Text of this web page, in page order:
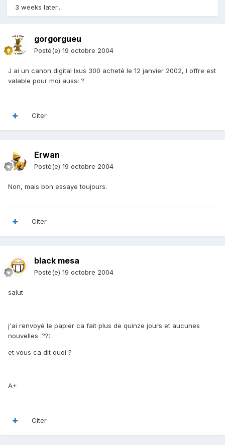
3 weeks later...
gorgorgueu
Posté(e) 19 octobre 2004
J ai un canon digital Ixus 300 acheté le 12 janvier 2002, l offre est
valable pour moi aussi ?
Citer
Erwan
Posté(e) 19 octobre 2004
Non, mais bon essaye toujours.
Citer
black mesa
Posté(e) 19 octobre 2004
salut
j'ai renvoyé le papier ca fait plus de quinze jours et aucunes
nouvelles :??:
et vous ca dit quoi ?
A+
Citer